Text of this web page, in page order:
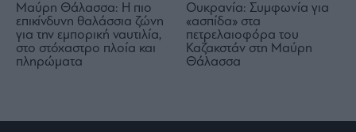
Μαύρη Θάλασσα: Η πιο
επικίνδυνη θαλάσσια ζώνη
για την εμπορική ναυτιλία,
στο στόχαστρο πλοία και
πληρώματα
Ουκρανία: Συμφωνία για
«ασπίδα» στα
πετρελαιοφόρα του
Καζακστάν στη Μαύρη
Θάλασσα